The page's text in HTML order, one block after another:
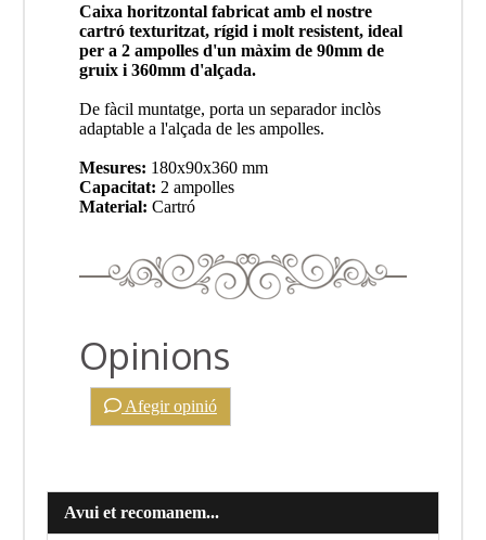
Caixa horitzontal fabricat amb el nostre
cartró texturitzat, rígid i molt resistent, ideal
per a 2 ampolles d'un màxim de 90mm de
gruix i 360mm d'alçada.
De fàcil muntatge, porta un separador inclòs
adaptable a l'alçada de les ampolles.
Mesures: 180x90x360 mm
Capacitat: 2 ampolles
Material: Cartró
Opinions
Afegir opinió
Avui et recomanem...